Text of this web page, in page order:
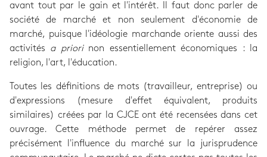
avant tout par le gain et l'intérêt. Il faut donc parler de
société de marché et non seulement d'économie de
marché, puisque l'idéologie marchande oriente aussi des
activités a priorinon essentiellement économiques : la
religion, l'art, l'éducation.
Toutes les définitions de mots (travailleur, entreprise) ou
d'expressions (mesure d'effet équivalent, produits
similaires) créées par la CJCE ont été recensées dans cet
ouvrage. Cette méthode permet de repérer assez
précisément l'influence du marché sur la jurisprudence